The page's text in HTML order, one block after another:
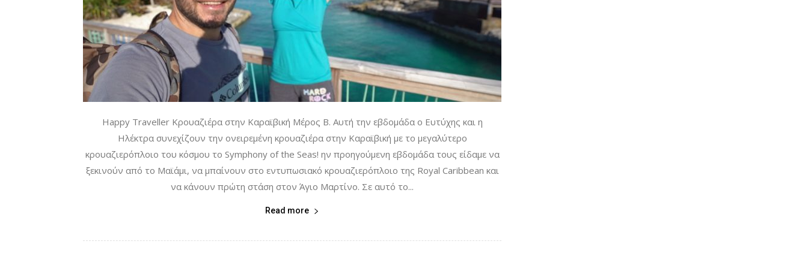
Happy Traveller Κρουαζιέρα στην Καραϊβική Μέρος Β. Αυτή την εβδομάδα ο Ευτύχης και η
Ηλέκτρα συνεχίζουν την ονειρεμένη κρουαζιέρα στην Καραϊβική με το μεγαλύτερο
κρουαζιερόπλοιο του κόσμου το Symphony of the Seas! ην προηγούμενη εβδομάδα τους είδαμε να
ξεκινούν από το Μαϊάμι, να μπαίνουν στο εντυπωσιακό κρουαζιερόπλοιο της Royal Caribbean και
να κάνουν πρώτη στάση στον Άγιο Μαρτίνο. Σε αυτό το...
Read more